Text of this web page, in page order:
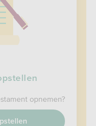
opnemen?